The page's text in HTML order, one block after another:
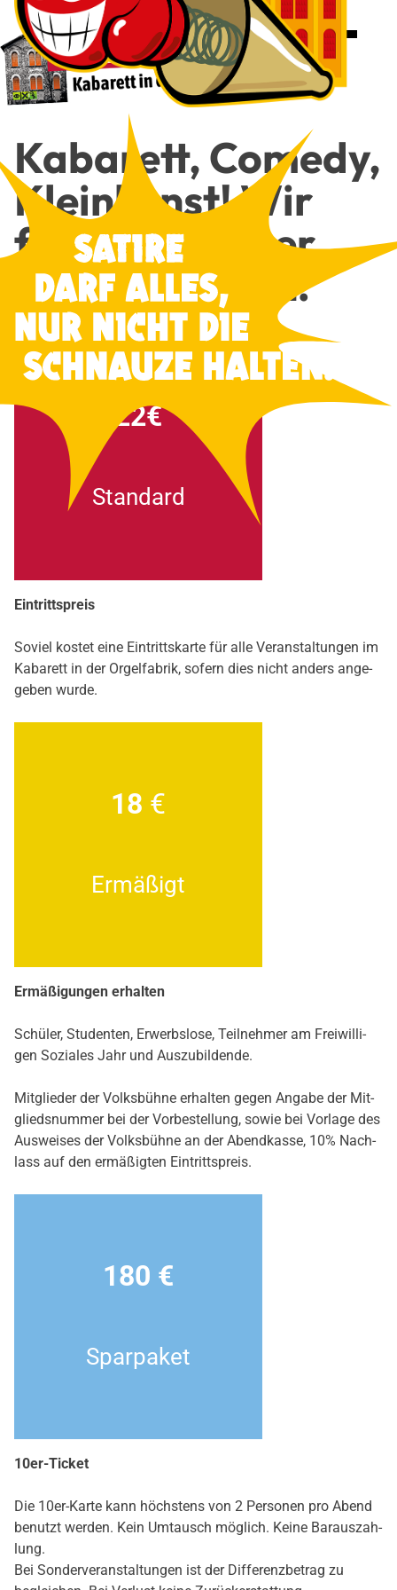
Kaba­rett, Come­dy,
Klein­kunst! Wir
freu­en uns über
Dei­nen Besuch!
22€
Stan­dard
Ein­tritts­preis
Soviel kos­tet eine Ein­tritts­kar­te für alle Ver­an­stal­tun­gen im
Kaba­rett in der Orgel­fa­brik, sofern dies nicht anders ange­
ge­ben wur­de.
18 €
Ermä­ßigt
Ermä­ßi­gun­gen erhal­ten
Schü­ler, Stu­den­ten, Erwerbs­lo­se, Teil­neh­mer am Frei­wil­li­
gen Sozia­les Jahr und Aus­zu­bil­den­de.
Mit­glie­der der Volks­büh­ne erhal­ten gegen Anga­be der Mit­
glieds­num­mer bei der Vor­be­stel­lung, sowie bei Vor­la­ge des
Aus­wei­ses der Volks­büh­ne an der Abend­kas­se, 10% Nach­
lass auf den ermä­ßig­ten Ein­tritts­preis.
180 €
Spar­pa­ket
10er-Ticket
Die 10er-Kar­te kann höchs­tens von 2 Per­so­nen pro Abend
benutzt wer­den. Kein Umtausch mög­lich. Kei­ne Bar­aus­zah­
lung.
Bei Son­der­ver­an­stal­tun­gen ist der Dif­fe­renz­be­trag zu